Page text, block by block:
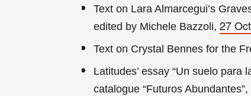
Text on Lara Almarcegui’s
edited by Michele Bazzoli, 27
Text on Crystal Bennes for the
Latitudes’ essay “Un suelo para
catalogue “Futuros Abundantes”,